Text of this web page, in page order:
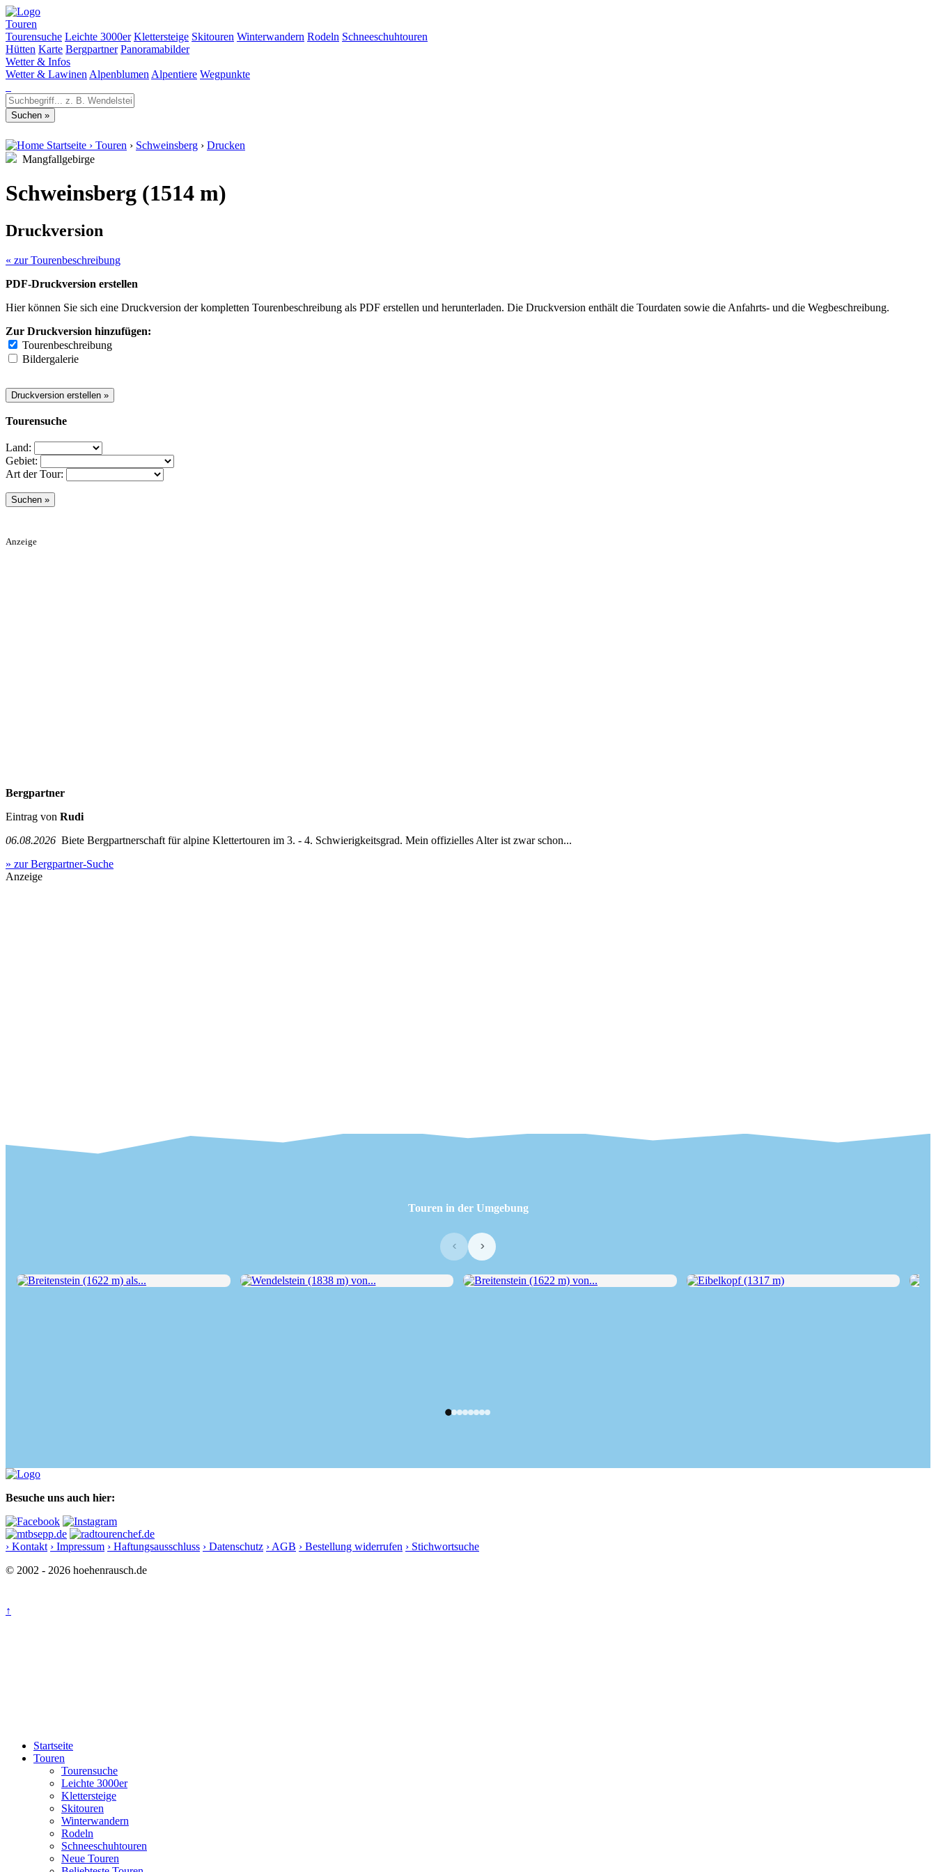
Touren
Tourensuche Leichte 3000er Klettersteige Skitouren Winterwandern Rodeln Schneeschuhtouren
Hütten Karte Bergpartner Panoramabilder
Wetter & Infos
Wetter & Lawinen Alpenblumen Alpentiere Wegpunkte
Startseite › Touren › Schweinsberg › Drucken
Mangfallgebirge
Schweinsberg (1514 m)
Druckversion
« zur Tourenbeschreibung
PDF-Druckversion erstellen
Hier können Sie sich eine Druckversion der kompletten Tourenbeschreibung als PDF erstellen und herunterladen. Die Druckversion enthält die Tourdaten sowie die Anfahrts- und die Wegbeschreibung.
Zur Druckversion hinzufügen:
Tourenbeschreibung
Bildergalerie
Tourensuche
Land:
Gebiet:
Art der Tour:
Anzeige
Bergpartner
Eintrag von Rudi
06.08.2026 Biete Bergpartnerschaft für alpine Klettertouren im 3. - 4. Schwierigkeitsgrad. Mein offizielles Alter ist zwar schon...
» zur Bergpartner-Suche
Anzeige
Touren in der Umgebung
‹ ›
Besuche uns auch hier:
› Kontakt › Impressum › Haftungsausschluss › Datenschutz › AGB › Bestellung widerrufen › Stichwortsuche
© 2002 - 2026 hoehenrausch.de
↑
Startseite
Touren
Tourensuche
Leichte 3000er
Klettersteige
Skitouren
Winterwandern
Rodeln
Schneeschuhtouren
Neue Touren